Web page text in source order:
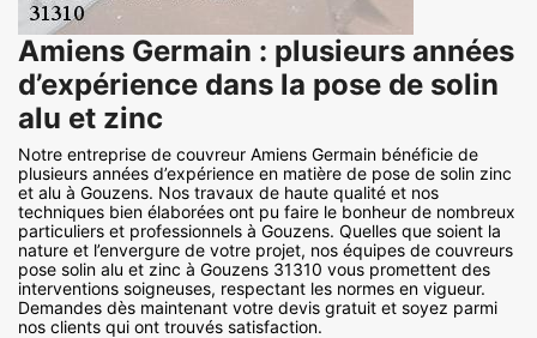
Amiens Germain : plusieurs années
d’expérience dans la pose de solin
alu et zinc
Notre entreprise de couvreur Amiens Germain bénéficie de
plusieurs années d’expérience en matière de pose de solin zinc
et alu à Gouzens. Nos travaux de haute qualité et nos
techniques bien élaborées ont pu faire le bonheur de nombreux
particuliers et professionnels à Gouzens. Quelles que soient la
nature et l’envergure de votre projet, nos équipes de couvreurs
pose solin alu et zinc à Gouzens 31310 vous promettent des
interventions soigneuses, respectant les normes en vigueur.
Demandes dès maintenant votre devis gratuit et soyez parmi
nos clients qui ont trouvés satisfaction.